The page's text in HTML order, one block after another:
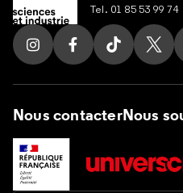
Tel. 01 85 53 99 74
Suivez nous sur
Suivez nous sur
Suivez
Nous contacterNous